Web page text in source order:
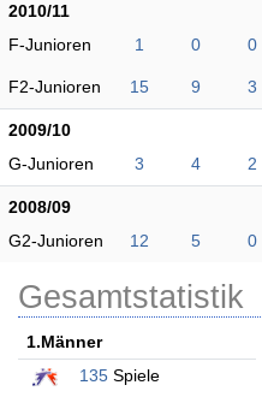
2010/11
F-Junioren
1 0 0
F2-Junioren 15 9 3
2009/10
G-Junioren
3 4 2
2008/09
G2-Junioren
12 5 0
Gesamtstatistik
1.Männer
135 Spiele